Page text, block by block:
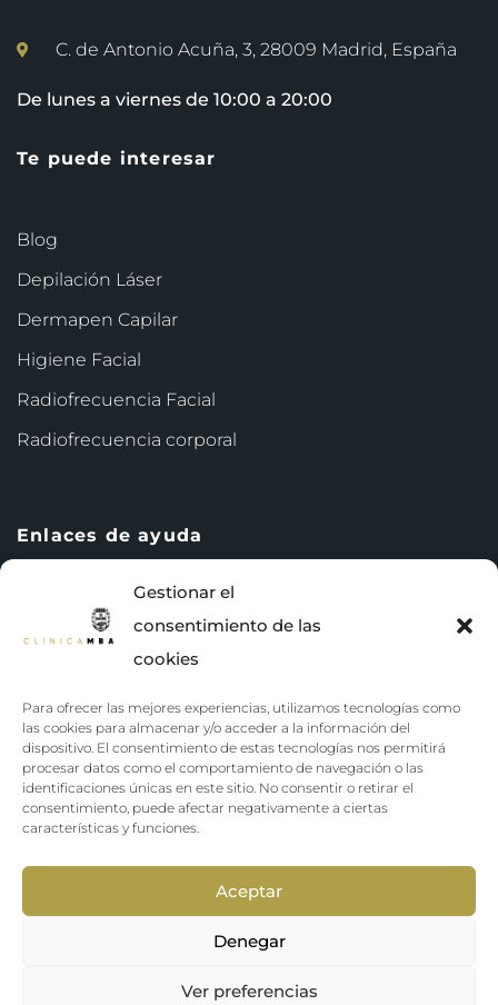
Gestionar el
consentimiento de las
cookies
Para ofrecer las mejores experiencias, utilizamos tecnologías como
las cookies para almacenar y/o acceder a la información del
dispositivo. El consentimiento de estas tecnologías nos permitirá
procesar datos como el comportamiento de navegación o las
identificaciones únicas en este sitio. No consentir o retirar el
consentimiento, puede afectar negativamente a ciertas
características y funciones.
Aceptar
Denegar
Ver preferencias
C. de Antonio Acuña, 3, 28009 Madrid, España
De lunes a viernes de 10:00 a 20:00
Te puede interesar
Blog
Depilación Láser
Dermapen Capilar
Higiene Facial
Radiofrecuencia Facial
Radiofrecuencia corporal
Enlaces de ayuda
Política de privacidad
Política de cookies (UE)